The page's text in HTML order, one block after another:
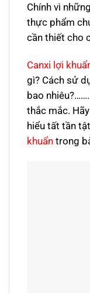
Chính vì
thực phẩm
cần thiết cho
Canxi lợi
gì? Cách sử
bao
thắc mắc.
hiểu tất tần
khuẩn trong